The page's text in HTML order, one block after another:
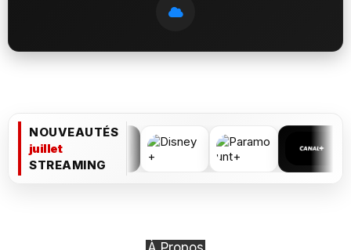
NOUVEAUTÉS
juillet
STREAMING